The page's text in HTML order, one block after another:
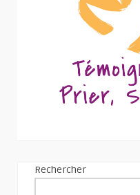
Rechercher